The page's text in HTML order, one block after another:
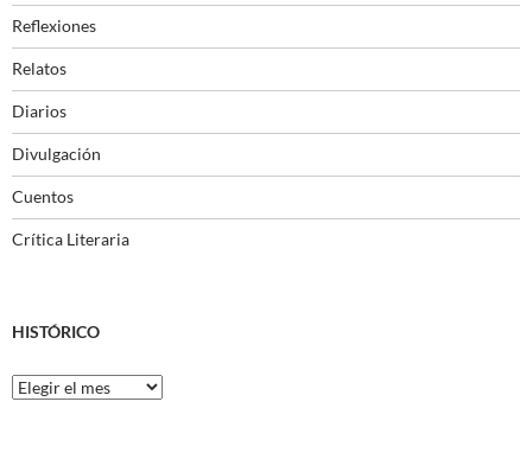
Reflexiones
Relatos
Diarios
Divulgación
Cuentos
Crítica Literaria
HISTÓRICO
Histórico